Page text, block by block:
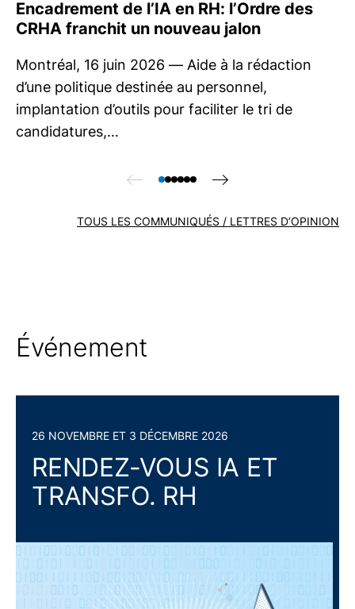
Encadrement de l’IA en RH: l’Ordre des
CRHA franchit un nouveau jalon
Montréal, 16 juin 2026 — Aide à la rédaction
d’une politique destinée au personnel,
implantation d’outils pour faciliter le tri de
candidatures,…
TOUS LES COMMUNIQUÉS / LETTRES D’OPINION
Événement
26 NOVEMBRE ET 3 DÉCEMBRE 2026
RENDEZ-VOUS IA ET
TRANSFO. RH